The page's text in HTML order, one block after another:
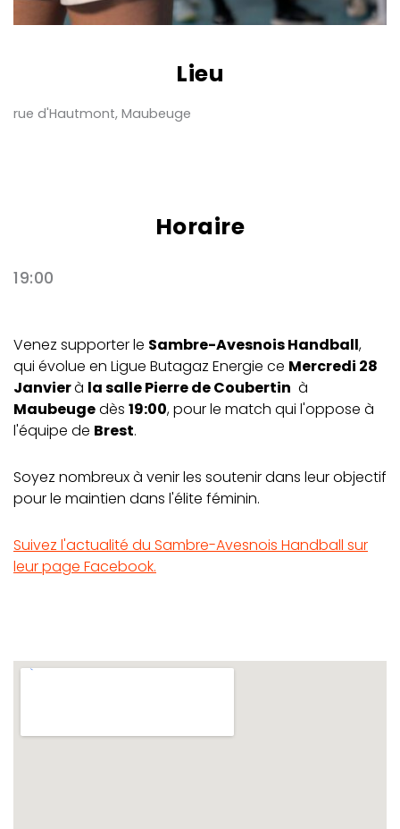
Lieu
rue d'Hautmont, Maubeuge
Horaire
19:00
Venez supporter le Sambre-Avesnois Handball,
qui évolue en Ligue Butagaz Energie ce Mercredi 28
Janvierà la salle Pierre de Coubertin à
Maubeugedès 19:00, pour le match qui l'oppose à
l'équipe de Brest.
Soyez nombreux à venir les soutenir dans leur objectif
pour le maintien dans l'élite féminin.
Suivez l'actualité du Sambre-Avesnois Handball sur
leur page Facebook.